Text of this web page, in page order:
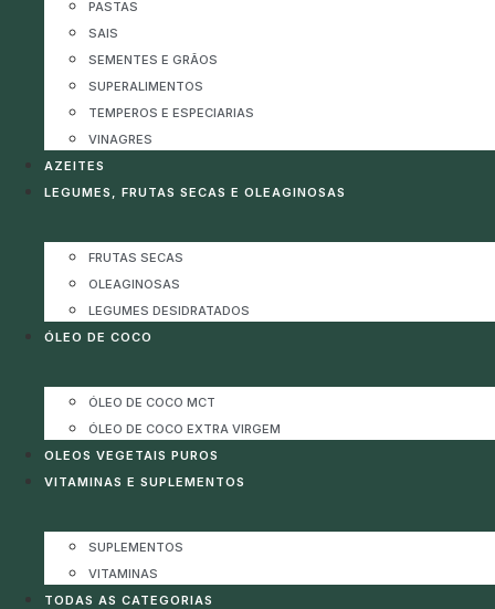
PASTAS
SAIS
SEMENTES E GRÃOS
SUPERALIMENTOS
TEMPEROS E ESPECIARIAS
VINAGRES
AZEITES
LEGUMES, FRUTAS SECAS E OLEAGINOSAS
FRUTAS SECAS
OLEAGINOSAS
LEGUMES DESIDRATADOS
ÓLEO DE COCO
ÓLEO DE COCO MCT
ÓLEO DE COCO EXTRA VIRGEM
OLEOS VEGETAIS PUROS
VITAMINAS E SUPLEMENTOS
SUPLEMENTOS
VITAMINAS
TODAS AS CATEGORIAS